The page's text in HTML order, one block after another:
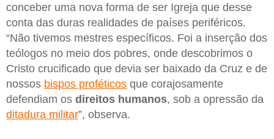
conceber uma nova forma de ser Igreja que desse
conta das duras realidades de países periféricos.
“Não tivemos mestres específicos. Foi a inserção dos
teólogos no meio dos pobres, onde descobrimos o
Cristo crucificado que devia ser baixado da Cruz e de
nossos bispos proféticos que corajosamente
defendiam os direitos humanos, sob a opressão da
ditadura militar”, observa.